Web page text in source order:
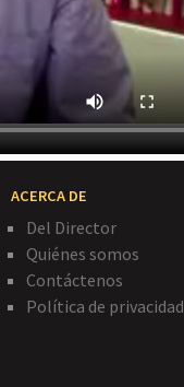
ACERCA DE
Del Director
Quiénes somos
Contáctenos
Política de privacidad